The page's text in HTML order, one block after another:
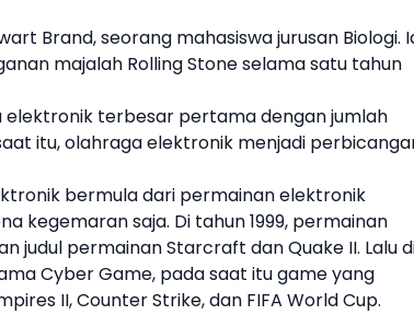
Brand, seorang mahasiswa jurusan Biologi.
majalah Rolling Stone selama satu tahun
elektronik terbesar pertama dengan jumlah
itu, olahraga elektronik menjadi
bermula dari permainan elektronik
kegemaran saja. Di tahun 1999, permainan
judul permainan Starcraft dan Quake II. Lalu
Cyber Game, pada saat itu game yang
II, Counter Strike, dan FIFA World Cup.